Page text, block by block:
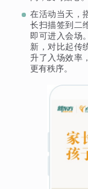
在活动当天，
长扫描签到二
即可进入会场
新，对比起传
升了入场效率
更有秩序。